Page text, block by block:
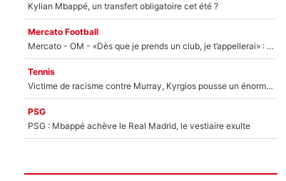
Kylian Mbappé, un transfert obligatoire cet été ?
Mercato Football
Mercato - OM - «Dès que je prends un club, je t’appellerai» : La promesse de Marcelino au moment de claquer la porte
Tennis
Victime de racisme contre Murray, Kyrgios pousse un énorme coup de gueule !
PSG
PSG : Mbappé achève le Real Madrid, le vestiaire exulte